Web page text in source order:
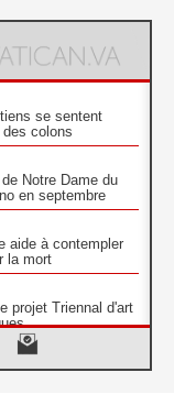
se sentent
colons
Notre Dame du
en septembre
aide à contempler
la mort
projet Triennal d'art
aux religieuses